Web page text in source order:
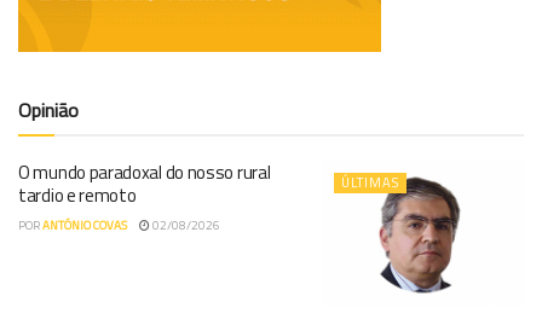
Opinião
ÚLTIMAS
O mundo paradoxal do nosso rural
tardio e remoto
PORANTÓNIO COVAS 02/08/2026